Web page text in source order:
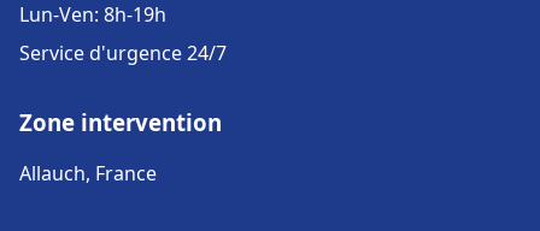
Lun-Ven: 8h-19h
Service d'urgence 24/7
Zone intervention
Allauch, France